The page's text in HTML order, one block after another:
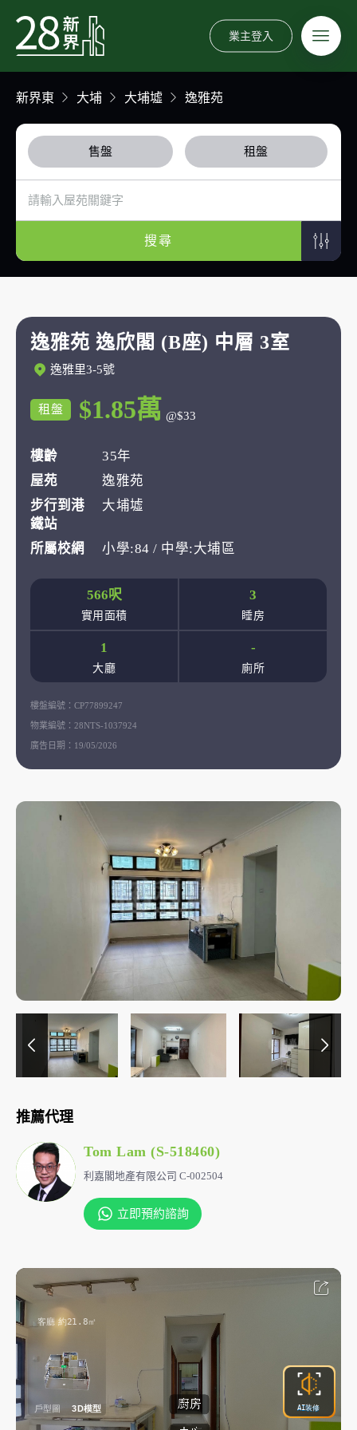
業主登入
新界東 大埔 大埔墟 逸雅苑
售盤 租盤
搜尋
逸雅苑 逸欣閣 (B座) 中層 3室
逸雅里3-5號
租盤 $1.85萬 @$33
樓齡
35年
屋苑
逸雅苑
步行到港
鐵站
大埔墟
所屬校網 小學:84 / 中學:大埔區
566呎
實用面積
3
睡房
1
大廳
-
廁所
樓盤編號： CP77899247
物業編號： 28NTS-1037924
廣告日期： 19/05/2026
推薦代理
Tom Lam (S-518460)
利嘉閣地產有限公司 C-002504
立即預約諮詢